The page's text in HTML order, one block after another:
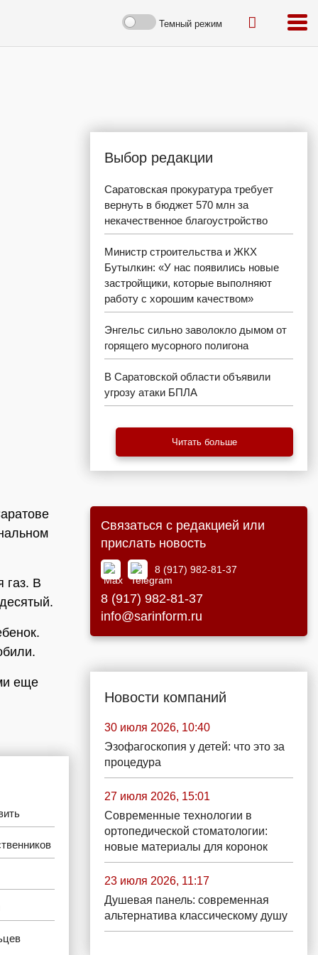
Темный режим
газ. В
еще
Выбор редакции
Саратовская прокуратура требует
вернуть в бюджет 570 млн за
некачественное благоустройство
Министр строительства и ЖКХ
Бутылкин: «У нас появились новые
застройщики, которые выполняют
работу с хорошим качеством»
Энгельс сильно заволокло дымом от
горящего мусорного полигона
В Саратовской области объявили
угрозу атаки БПЛА
Читать больше
Связаться с редакцией или
прислать новость
8 (917) 982-81-37
8 (917) 982-81-37
info@sarinform.ru
Новости компаний
30 июля 2026, 10:40
Эзофагоскопия у детей: что это за
процедура
27 июля 2026, 15:01
Современные технологии в
ортопедической стоматологии:
новые материалы для коронок
23 июля 2026, 11:17
Душевая панель: современная
альтернатива классическому душу